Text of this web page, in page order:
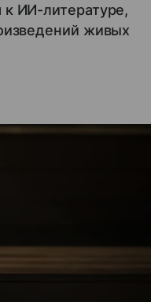
к ИИ-литературе,
живых